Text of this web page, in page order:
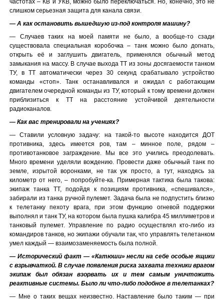
частотах – КВ и УКВ, можно было переключаться. Но, конечно, это не
слишком серьезная защита для канала связи.
— А как остановить вышедшую из-под контроля машину?
— Случаев таких на моей памяти не было, а вообще-то сзади
существовала специальная коробочка – танк можно было догнать,
открыть её и заглушить двигатель, применялся обычный метод
замыкания на массу. В случае выхода ТТ из зоны досягаемости танком
ТУ, в ТТ автоматически через 30 секунд срабатывало устройство
команды «стоп». Танк останавливался и ожидал с работающим
двигателем очередной команды из ТУ, который к тому времени должен
приблизиться к ТТ на расстояние устойчивой деятельности
радиоканалов.
— Как вас тренировали на учениях?
— Ставили условную задачу: на такой-то высоте находится ДОТ
противника, здесь имеется ров, там – минное поле, рядом –
противотанковое заграждение. Мы все это учились преодолевать.
Много времени уделяли вождению. Провести даже обычный танк по
земле, изрытой воронками, не так уж просто, а тут, находясь за
километр от него, – попробуйте-ка. Примерная тактика была такова:
экипаж танка ТТ, подойдя к позициям противника, «спешивался»,
забирали из танка ручной пулемет. Задача была не подпустить близко
к телетанку пехоту врага, при этом функцию огневой поддержки
выполнял и танк ТУ, на котором была пушка калибра 45 миллиметров и
танковый пулемет. Управление по радио осуществлял кто-либо из
командиров танков, но экипажи обучали так, что управлять телетанком
умел каждый — взаимозаменяемость была полной.
— Исторический факт — «Катюши» несли на себе особые ящики
с взрывчаткой. В случае появления риска захвата техники врагом
экипаж был обязан взорвать их и тем самым уничтожить
реактивные системы. Было ли что-либо подобное в телетанках?
— Мне о таких вещах неизвестно. Наставление было таким — при